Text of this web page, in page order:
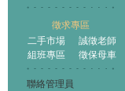
徵求專區
二手市場
誠徵老師
組班專區
徵保母車
聯絡管理員